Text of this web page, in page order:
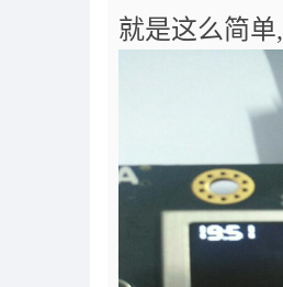
就是这么简单,